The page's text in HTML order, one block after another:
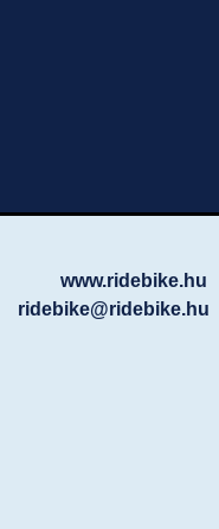
www.ridebike.hu
ridebike@ridebike.hu